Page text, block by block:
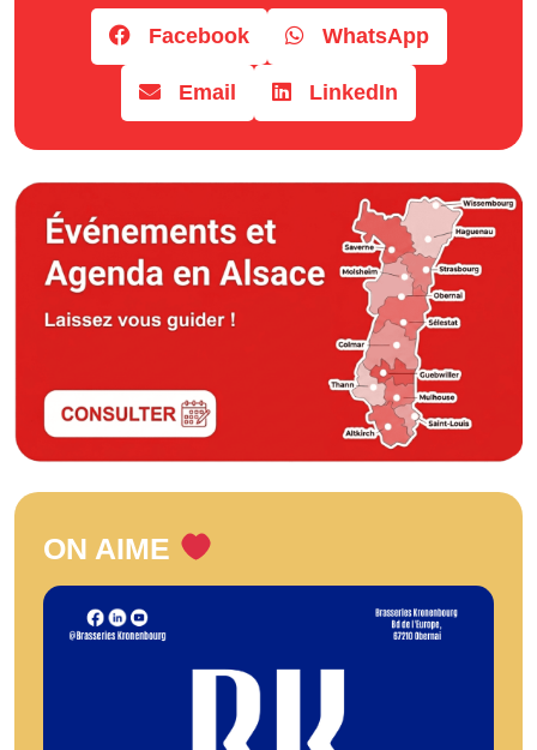
Facebook WhatsApp
Email LinkedIn
ON AIME